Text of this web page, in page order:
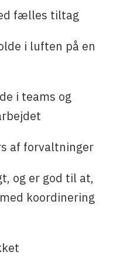
fælles tiltag
i luften på en
i teams og
af forvaltninger
og er god til at,
koordinering